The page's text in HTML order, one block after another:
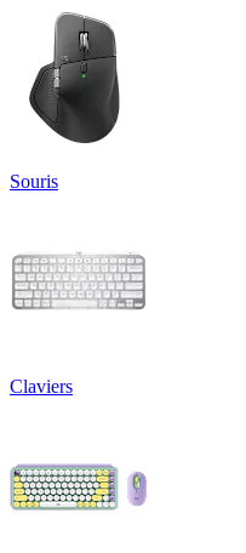
Souris
Claviers